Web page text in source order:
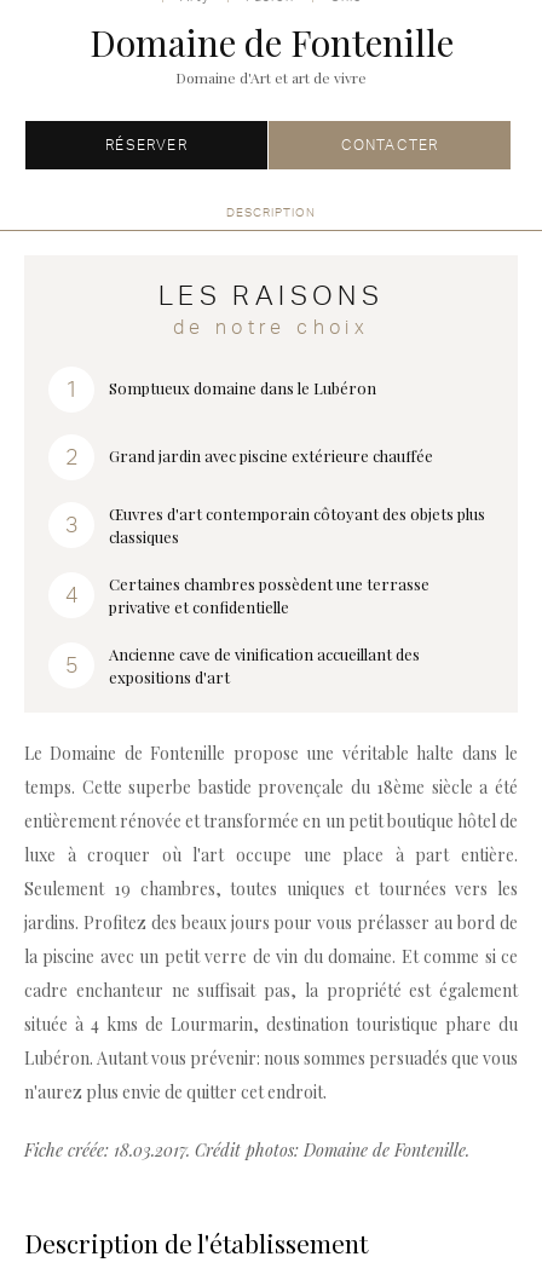
Domaine de Fontenille
Domaine d'Art et art de vivre
RÉSERVER CONTACTER
DESCRIPTION
LES RAISONS
de notre choix
Somptueux domaine dans le Lubéron
Grand jardin avec piscine extérieure chauffée
Œuvres d'art contemporain côtoyant des objets plus
classiques
Certaines chambres possèdent une terrasse
privative et confidentielle
Ancienne cave de vinification accueillant des
expositions d'art
Le Domaine de Fontenille propose une véritable halte dans le
temps. Cette superbe bastide provençale du 18ème siècle a été
entièrement rénovée et transformée en un petit boutique hôtel de
luxe à croquer où l'art occupe une place à part entière.
Seulement 19 chambres, toutes uniques et tournées vers les
jardins. Profitez des beaux jours pour vous prélasser au bord de
la piscine avec un petit verre de vin du domaine. Et comme si ce
cadre enchanteur ne suffisait pas, la propriété est également
située à 4 kms de Lourmarin, destination touristique phare du
Lubéron. Autant vous prévenir: nous sommes persuadés que vous
n'aurez plus envie de quitter cet endroit.
Fiche créée: 18.03.2017. Crédit photos: Domaine de Fontenille.
Description de l'établissement